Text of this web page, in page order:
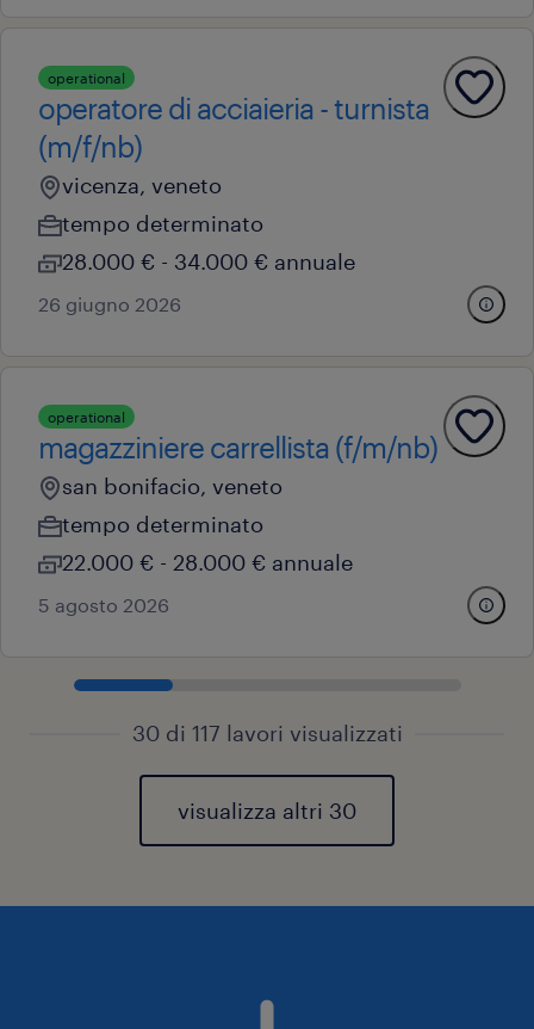
operational
operatore di acciaieria - turnista
(m/f/nb)
vicenza, veneto
tempo determinato
28.000 € - 34.000 € annuale
26 giugno 2026
operational
magazziniere carrellista (f/m/nb)
san bonifacio, veneto
tempo determinato
22.000 € - 28.000 € annuale
5 agosto 2026
30 di 117 lavori visualizzati
visualizza altri 30